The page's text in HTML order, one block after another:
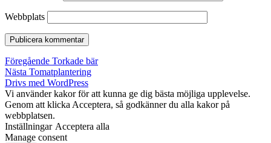
Webbplats
Inläggsnavigering
Föregående Föregående
inlägg:
Torkade bär
Nästa Nästa
inlägg:
Tomatplantering
Drivs med WordPress
Vi använder kakor för att kunna ge dig bästa möjliga upplevelse.
Genom att klicka Acceptera, så godkänner du alla kakor på
webbplatsen.
Inställningar Acceptera alla
Manage consent